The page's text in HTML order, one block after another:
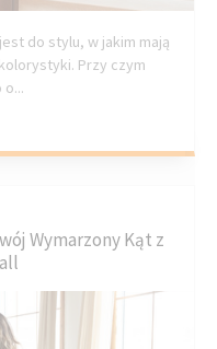
do stylu, w jakim mają
Przy czym
Wymarzony Kąt z